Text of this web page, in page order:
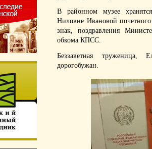
В районном музее
Ниловне Ивановой
знак, поздравления
обкома КПСС.
Беззаветная труженица,
дорогобужан.